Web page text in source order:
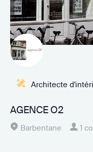
Architecte
AGENCE O2
Barbentane 1